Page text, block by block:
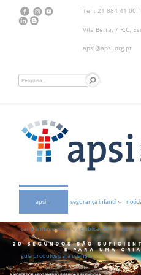
Tel.: 21 884 41 00
Vila Berta, 7 R.C.
apsi@apsi.org.pt
apsi segurança infantil
campanhas e ações publicações ajude a
guia produtos para crianças